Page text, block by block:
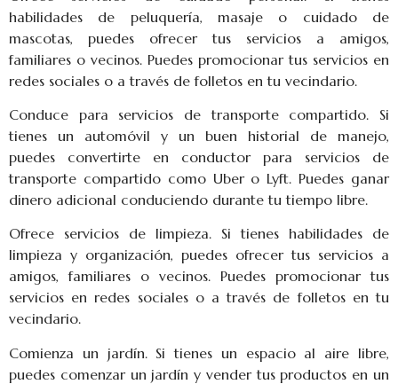
habilidades de peluquería, masaje o cuidado de
mascotas, puedes ofrecer tus servicios a amigos,
familiares o vecinos. Puedes promocionar tus servicios en
redes sociales o a través de folletos en tu vecindario.
Conduce para servicios de transporte compartido. Si
tienes un automóvil y un buen historial de manejo,
puedes convertirte en conductor para servicios de
transporte compartido como Uber o Lyft. Puedes ganar
dinero adicional conduciendo durante tu tiempo libre.
Ofrece servicios de limpieza. Si tienes habilidades de
limpieza y organización, puedes ofrecer tus servicios a
amigos, familiares o vecinos. Puedes promocionar tus
servicios en redes sociales o a través de folletos en tu
vecindario.
Comienza un jardín. Si tienes un espacio al aire libre,
puedes comenzar un jardín y vender tus productos en un